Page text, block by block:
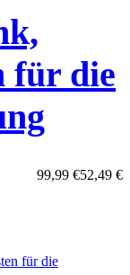
für die
52,49 €
99,99 €